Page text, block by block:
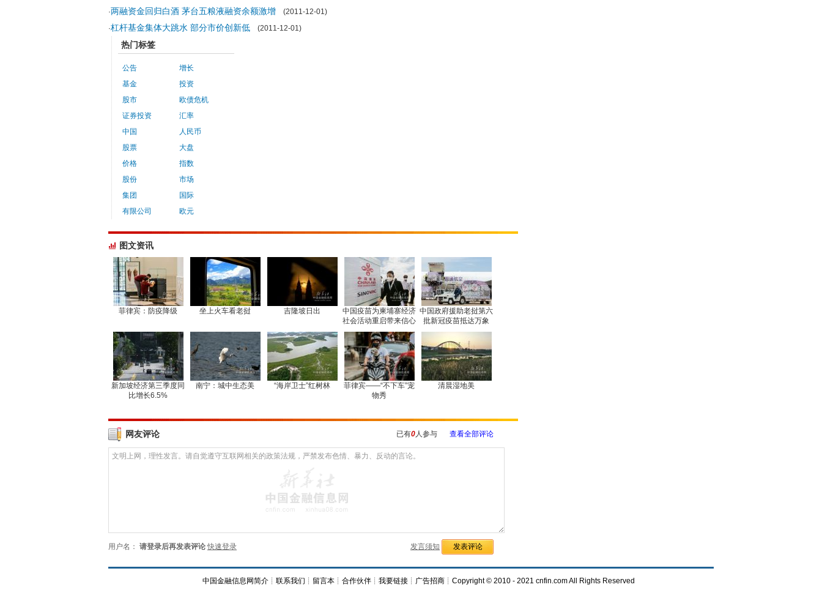
·两融资金回归白酒 茅台五粮液融资余额激增 (2011-12-01)
·杠杆基金集体大跳水 部分市价创新低 (2011-12-01)
热门标签
公告
基金
股市
证券投资
中国
股票
价格
股份
集团
有限公司
增长
投资
欧债危机
汇率
人民币
大盘
指数
市场
国际
欧元
图文资讯
菲律宾：防疫降级 坐上火车看老挝 吉隆坡日出
中国疫苗为柬埔寨经济
社会活动重启带来信心
中国政府援助老挝第六
批新冠疫苗抵达万象
新加坡经济第三季度同
比增长6.5%
南宁：城中生态美 “海岸卫士”红树林
菲律宾——“不下车”宠
物秀
清晨湿地美
网友评论 已有0人参与 查看全部评论
用户名： 请登录后再发表评论 快速登录 发言须知
中国金融信息网简介┊ 联系我们 ┊ 留言本┊ 合作伙伴┊ 我要链接┊ 广告招商┊Copyright © 2010 - 2021 cnfin.com All Rights Reserved